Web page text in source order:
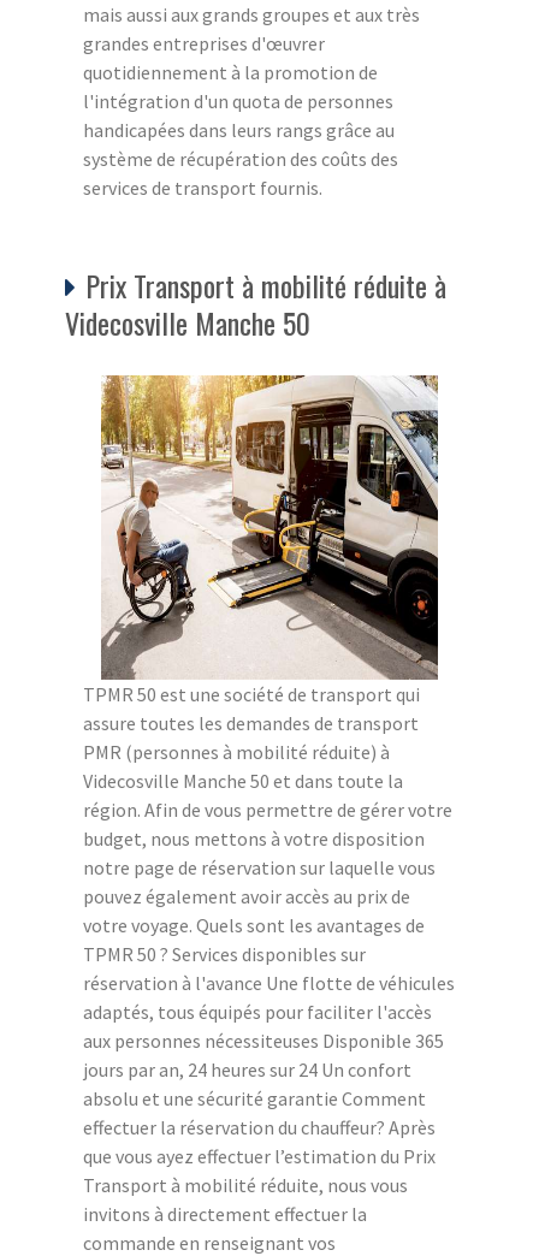
mais aussi aux grands groupes et aux très
grandes entreprises d'œuvrer
quotidiennement à la promotion de
l'intégration d'un quota de personnes
handicapées dans leurs rangs grâce au
système de récupération des coûts des
services de transport fournis.
Prix Transport à mobilité réduite à
Videcosville Manche 50
TPMR 50 est une société de transport qui
assure toutes les demandes de transport
PMR (personnes à mobilité réduite) à
Videcosville Manche 50 et dans toute la
région. Afin de vous permettre de gérer votre
budget, nous mettons à votre disposition
notre page de réservation sur laquelle vous
pouvez également avoir accès au prix de
votre voyage. Quels sont les avantages de
TPMR 50 ? Services disponibles sur
réservation à l'avance Une flotte de véhicules
adaptés, tous équipés pour faciliter l'accès
aux personnes nécessiteuses Disponible 365
jours par an, 24 heures sur 24 Un confort
absolu et une sécurité garantie Comment
effectuer la réservation du chauffeur? Après
que vous ayez effectuer l’estimation du Prix
Transport à mobilité réduite, nous vous
invitons à directement effectuer la
commande en renseignant vos